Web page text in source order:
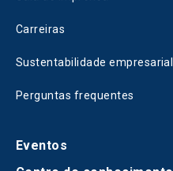
Carreiras
Sustentabilidade empresarial
Perguntas frequentes
Eventos